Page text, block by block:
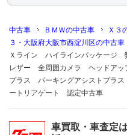
中古車 ＢＭＷの中古車 Ｘ３
３・大阪府大阪市西淀川区の中古車
Ｘライン ハイラインパッケージ
レザー 全周囲カメラ ヘッドアッ
プラス パーキングアシストプラ
ートリアゲート 認定中古車
車買取・車査定